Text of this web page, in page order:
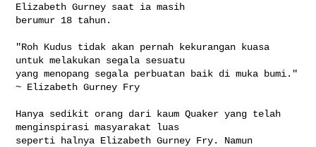
Elizabeth Gurney saat ia masih
berumur 18 tahun.
"Roh Kudus tidak akan pernah kekurangan kuasa
untuk melakukan segala sesuatu
yang menopang segala perbuatan baik di muka bumi."
~ Elizabeth Gurney Fry
Hanya sedikit orang dari kaum Quaker yang telah
menginspirasi masyarakat luas
seperti halnya Elizabeth Gurney Fry. Namun